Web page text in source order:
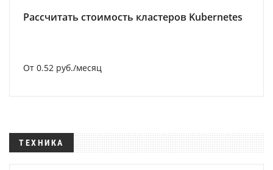
Рассчитать стоимость кластеров Kubernetes
От 0.52 руб./месяц
ТЕХНИКА